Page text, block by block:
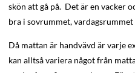
skön att gå på. Det är en vacker
bra i sovrummet, vardagsrummet
Då mattan är handvävd är varje
kan alltså variera något från